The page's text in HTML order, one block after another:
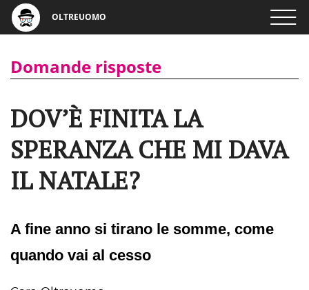
OLTREUOMO
Domande risposte
DOV’È FINITA LA
SPERANZA CHE MI DAVA
IL NATALE?
A fine anno si tirano le somme, come
quando vai al cesso